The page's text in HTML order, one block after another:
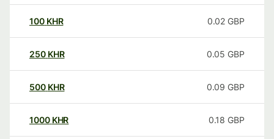
100 KHR 0.02 GBP
250 KHR 0.05 GBP
500 KHR 0.09 GBP
1000 KHR 0.18 GBP